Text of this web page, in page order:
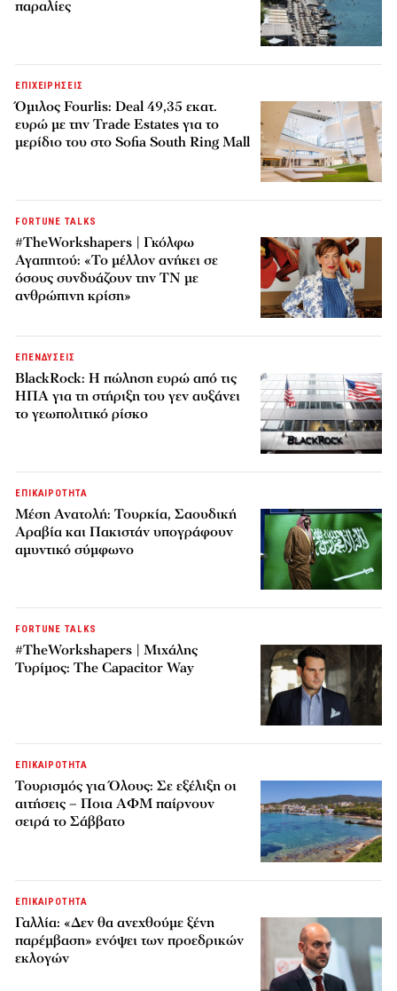
παραλίες
ΕΠΙΧΕΙΡΗΣΕΙΣ
Όμιλος Fourlis: Deal 49,35 εκατ.
ευρώ με την Trade Estates για το
μερίδιο του στο Sofia South Ring Mall
FORTUNE TALKS
#TheWorkshapers | Γκόλφω
Αγαπητού: «Το μέλλον ανήκει σε
όσους συνδυάζουν την ΤΝ με
ανθρώπινη κρίση»
ΕΠΕΝΔΥΣΕΙΣ
BlackRock: Η πώληση ευρώ από τις
ΗΠΑ για τη στήριξη του γεν αυξάνει
το γεωπολιτικό ρίσκο
ΕΠΙΚΑΙΡΟΤΗΤΑ
Μέση Ανατολή: Τουρκία, Σαουδική
Αραβία και Πακιστάν υπογράφουν
αμυντικό σύμφωνο
FORTUNE TALKS
#TheWorkshapers | Μιχάλης
Τυρίμος: The Capacitor Way
ΕΠΙΚΑΙΡΟΤΗΤΑ
Τουρισμός για Όλους: Σε εξέλιξη οι
αιτήσεις – Ποια ΑΦΜ παίρνουν
σειρά το Σάββατο
ΕΠΙΚΑΙΡΟΤΗΤΑ
Γαλλία: «Δεν θα ανεχθούμε ξένη
παρέμβαση» ενόψει των προεδρικών
εκλογών